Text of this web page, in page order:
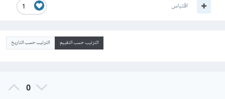
1 اقتباس
الترتيب حسب التقييم الترتيب حسب التاريخ
0